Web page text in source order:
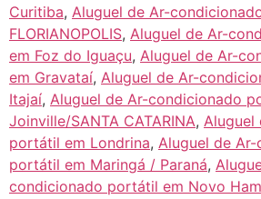
Curitiba, Aluguel de Ar-
FLORIANOPOLIS, Aluguel de Ar-
em Foz do Iguaçu, Aluguel de Ar-
em Gravataí, Aluguel de Ar-
Itajaí, Aluguel de Ar-condicionado
Joinville/SANTA CATARINA, Aluguel
portátil em Londrina, Aluguel de
portátil em Maringá / Paraná,
condicionado portátil em Novo